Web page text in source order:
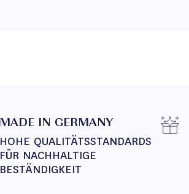
MADE IN GERMANY
HOHE QUALITÄTSSTANDARDS
FÜR NACHHALTIGE
BESTÄNDIGKEIT